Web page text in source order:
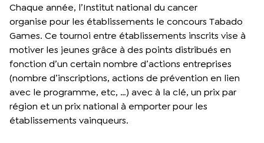
Chaque année, l’Institut national du cancer
organise pour les établissements le concours Tabado
Games. Ce tournoi entre établissements inscrits vise à
motiver les jeunes grâce à des points distribués en
fonction d’un certain nombre d’actions entreprises
(nombre d’inscriptions, actions de prévention en lien
avec le programme, etc, …) avec à la clé, un prix par
région et un prix national à emporter pour les
établissements vainqueurs.